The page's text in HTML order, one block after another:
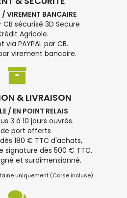
VIREMENT BANCAIRE
sécurisé 3D Secure
Agricole.
via PAYPAL par CB.
virement bancaire.
& LIVRAISON
/ EN POINT RELAIS
3 à 10 jours ouvrés.
de port offerts
180 € TTC d'achats,
signature dès 500 € TTC.
et surdimensionné.
uniquement (Corse incluse)